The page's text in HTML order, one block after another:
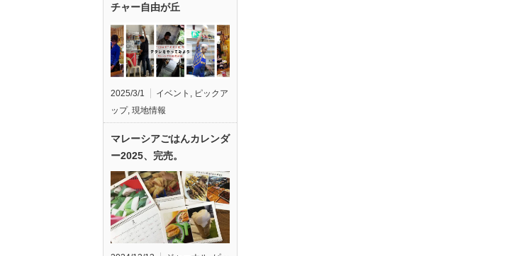
チャー自由が丘
2025/3/1 イベント , ピックア
ップ, 現地情報
マレーシアごはんカレンダ
ー2025、完売。